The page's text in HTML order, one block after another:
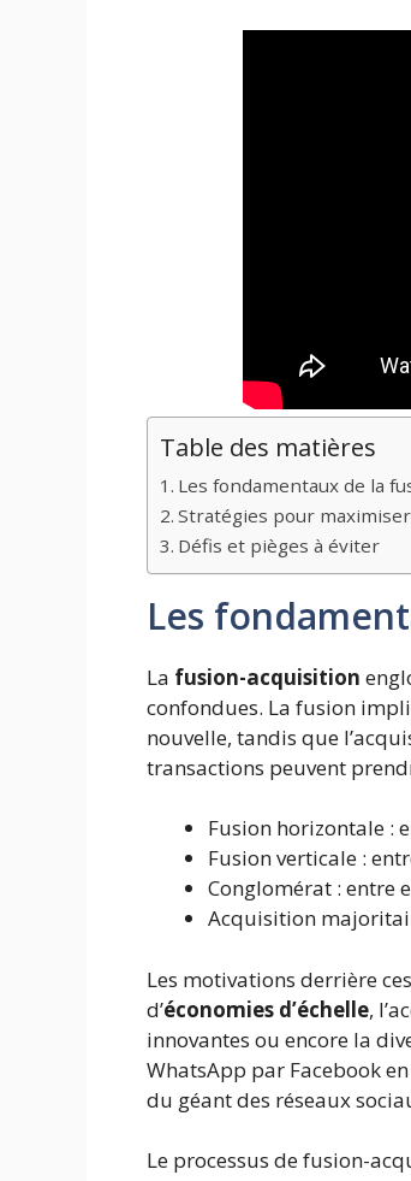
Table des matières
Les fondamentaux de la
Stratégies pour
Défis et pièges à éviter
Les
La fusion-acquisition
confondues. La fusion
nouvelle, tandis que
transactions peuvent
Fusion horizontale :
Fusion verticale :
Conglomérat : entre
Acquisition
Les motivations derrière
d’économies d’échelle,
innovantes ou encore la
WhatsApp par Facebook
du géant des réseaux
Le processus de fusion-